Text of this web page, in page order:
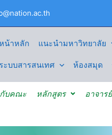
น้าหลัก แนะนำมหาวิทยาลัย
ระบบสารสนเทศ ห้องสมุด
กับคณะ หลักสูตร อาจาร